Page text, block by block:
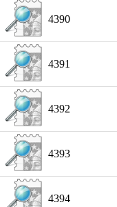
4390
4391
4392
4393
4394